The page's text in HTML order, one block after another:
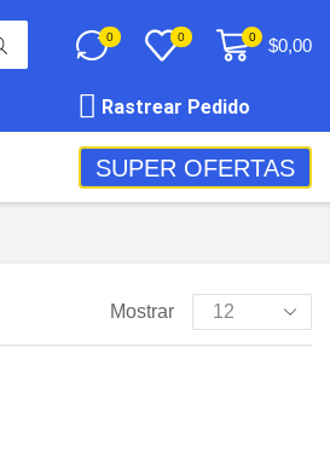
0 0 0 $0,00
Rastrear Pedido
SUPER OFERTAS
Mostrar